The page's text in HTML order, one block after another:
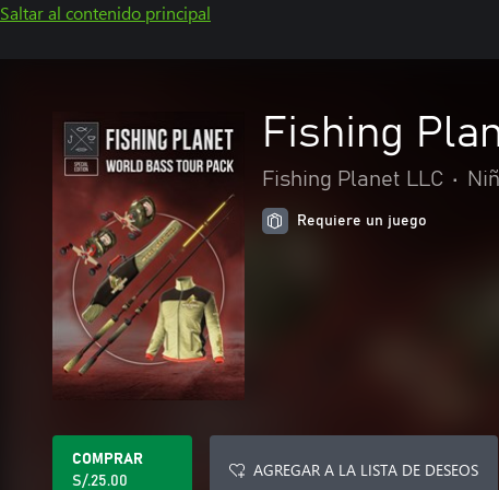
Saltar al contenido principal
Fishing
Fishing Planet LLC •
Requiere un juego
COMPRAR
S/.25.00
AGREGAR A LA LISTA DE DESEOS